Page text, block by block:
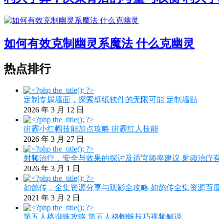
如何有效克制幽灵系魔法 什么克幽灵
热点排行
定制专属墙面，探索壁纸软件的无限可能 定制墙贴
2026 年 3 月 12 日
街霸小红帽技能加点攻略 街霸红人技能
2026 年 3 月 27 日
射频治疗，安全与效果的探讨及适宜频率建议 射频治疗
2026 年 3 月 1 日
如懿传，全集资源分享与观影全攻略 如懿传全集资源百
2021 年 3 月 2 日
第五人格蜘蛛攻略 第五人格蜘蛛技巧视频解说